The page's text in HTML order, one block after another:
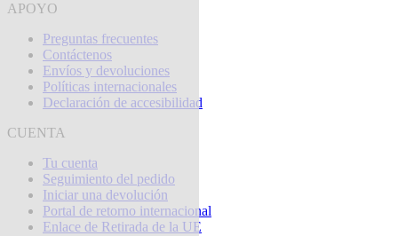
APOYO
Preguntas frecuentes
Contáctenos
Envíos y devoluciones
Políticas internacionales
Declaración de accesibilidad
CUENTA
Tu cuenta
Seguimiento del pedido
Iniciar una devolución
Portal de retorno internacional
Enlace de Retirada de la UE